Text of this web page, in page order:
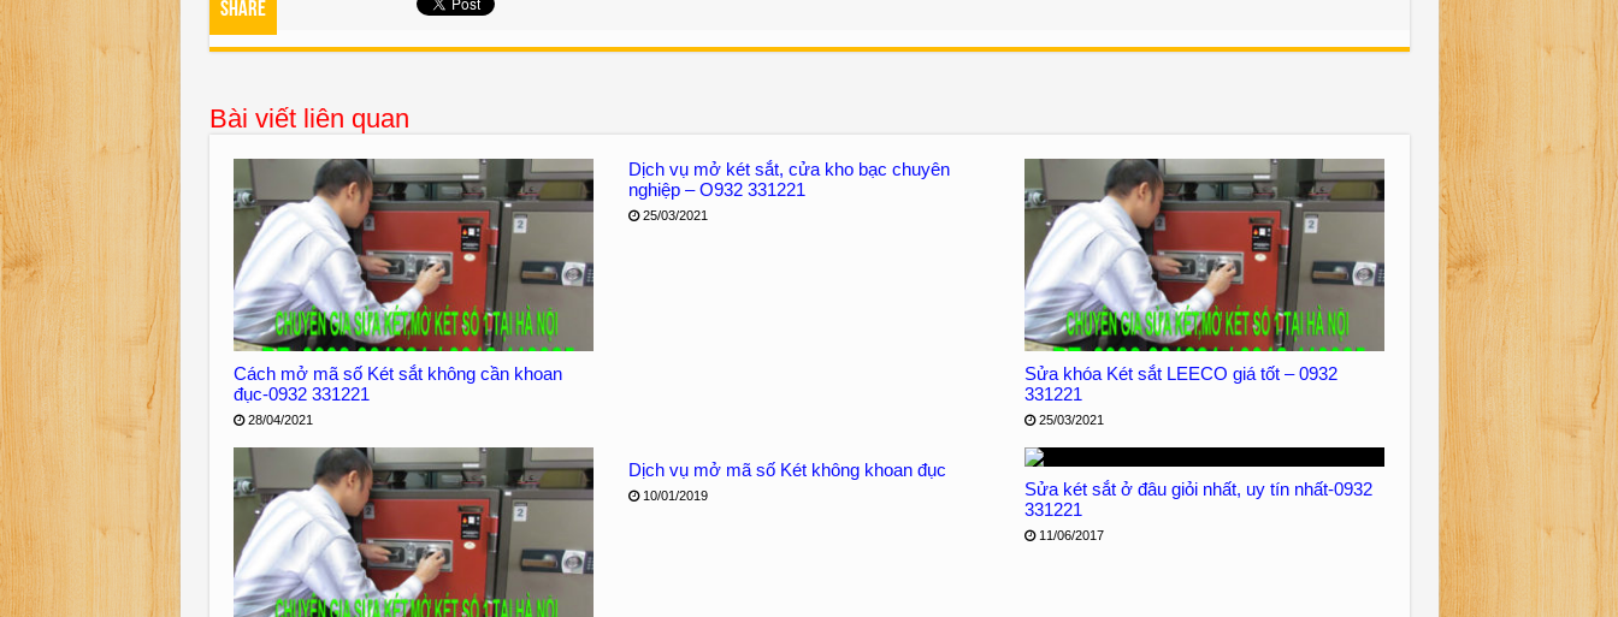
Share
Bài viết liên quan
Cách mở mã số Két sắt không cần khoan
đục-0932 331221
28/04/2021
Dịch vụ mở két sắt, cửa kho bạc chuyên
nghiệp – O932 331221
25/03/2021
Sửa khóa Két sắt LEECO giá tốt – 0932
331221
25/03/2021
Dịch vụ mở mã số Két không khoan đục
10/01/2019
Sửa két sắt ở đâu giỏi nhất, uy tín nhất-0932
331221
11/06/2017